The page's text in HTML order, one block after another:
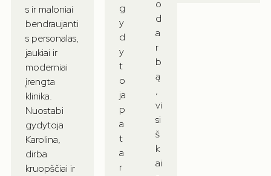
s ir maloniai
bendraujanti
s personalas,
jaukiai ir
moderniai
įrengta
klinika.
Nuostabi
gydytoja
Karolina,
dirba
kruopščiai ir
o
d
a
r
b
ą
,
vi
si
š
k
ai
g
y
d
y
t
o
ja
p
a
t
a
r